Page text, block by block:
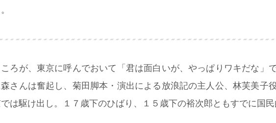
ろが、東京に呼んでおいて「君は面白いが、やっぱりワキだな」
さんは奮起し、菊田脚本・演出による放浪記の主人公、林芙美子
は駆け出し。１７歳下のひばり、１５歳下の裕次郎ともすでに国民